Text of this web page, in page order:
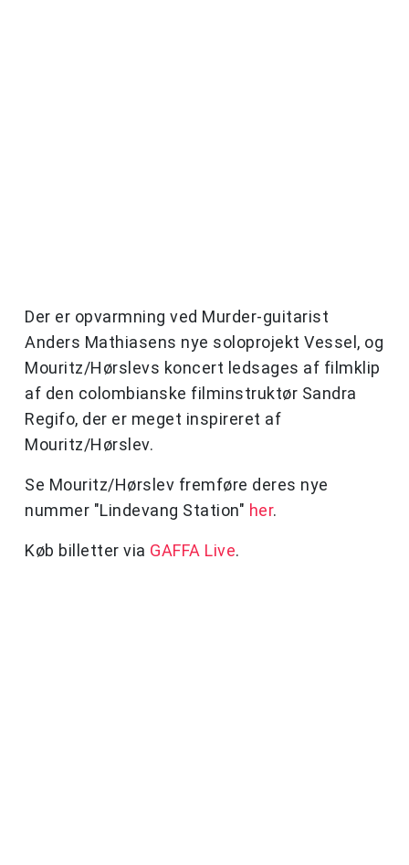
Der er opvarmning ved Murder-guitarist
Anders Mathiasens nye soloprojekt Vessel, og
Mouritz/Hørslevs koncert ledsages af filmklip
af den colombianske filminstruktør Sandra
Regifo, der er meget inspireret af
Mouritz/Hørslev.
Se Mouritz/Hørslev fremføre deres nye
nummer "Lindevang Station" her.
Køb billetter via GAFFA Live.